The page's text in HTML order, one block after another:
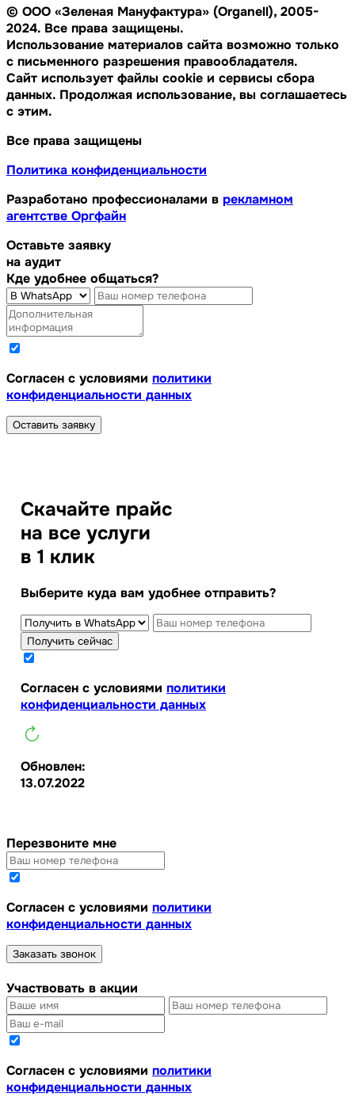
© ООО «Зеленая Мануфактура» (Organell), 2005-
2024. Все права защищены.
Использование материалов сайта возможно только
с письменного разрешения правообладателя.
Сайт использует файлы cookie и сервисы сбора
данных. Продолжая использование, вы соглашаетесь
с этим.
Все права защищены
Политика конфиденциальности
Разработано профессионалами в рекламном
агентстве Оргфайн
Оставьте заявку
на аудит
Кде удобнее общаться?
Cогласен с условиями политики
конфиденциальности данных
Оставить заявку
Скачайте прайс
на все услуги
в 1 клик
Выберите куда вам удобнее отправить?
Получить сейчас
Cогласен с условиями политики
конфиденциальности данных
Обновлен:
13.07.2022
Перезвоните мне
Cогласен с условиями политики
конфиденциальности данных
Заказать звонок
Участвовать в акции
Cогласен с условиями политики
конфиденциальности данных